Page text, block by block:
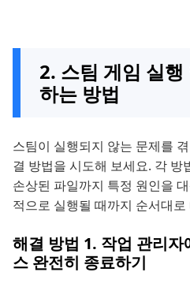
2. 스팀 게임 실
하는 방법
스팀이 실행되지 않는 문제를
결 방법을 시도해 보세요. 각 방
손상된 파일까지 특정 원인을
적으로 실행될 때까지 순서대로
해결 방법 1. 작업 관리
스 완전히 종료하기